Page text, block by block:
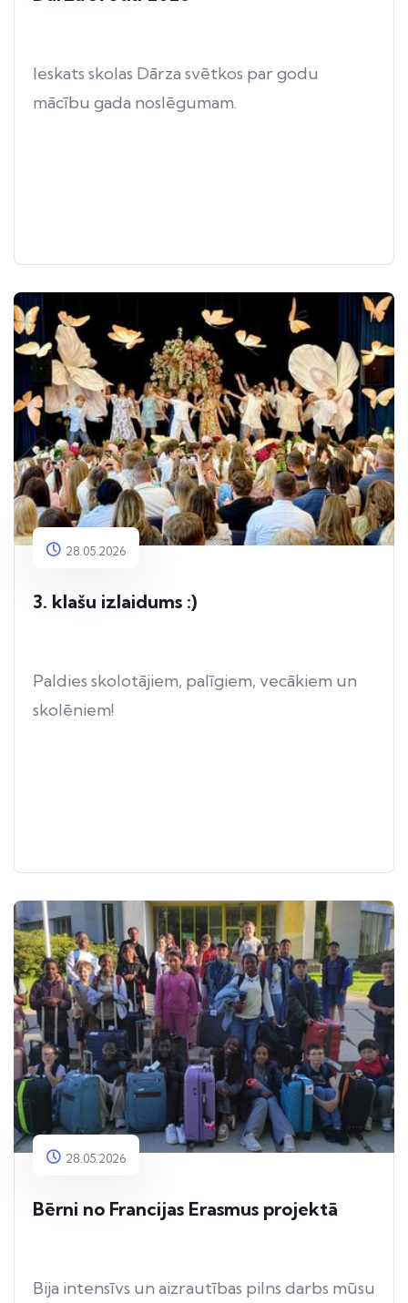
Ieskats skolas Dārza svētkos par godu
mācību gada noslēgumam.
28.05.2026
3. klašu izlaidums :)
Paldies skolotājiem, palīgiem, vecākiem un
skolēniem!
28.05.2026
Bērni no Francijas Erasmus projektā
Bija intensīvs un aizrautības pilns darbs mūsu